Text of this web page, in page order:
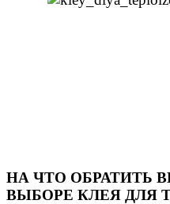
НА ЧТО ОБРАТИТЬ
ВЫБОРЕ КЛЕЯ ДЛЯ